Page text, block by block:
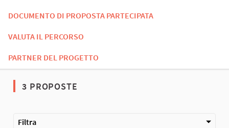
DOCUMENTO DI PROPOSTA PARTECIPATA
VALUTA IL PERCORSO
PARTNER DEL PROGETTO
3 PROPOSTE
Filtra